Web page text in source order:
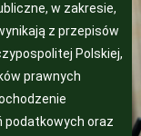
w zakresie,
z przepisów
Polskiej,
prawnych
podatkowych oraz